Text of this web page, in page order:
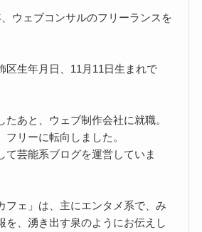
ウェブコンサルのフリーランスを
区生年月日、11月11日生まれで
たあと、ウェブ制作会社に就職。
フリーに転向しました。
て芸能系ブログを運営していま
フェ」は、主にエンタメ系で、み
を、湧き出す泉のようにお伝えし